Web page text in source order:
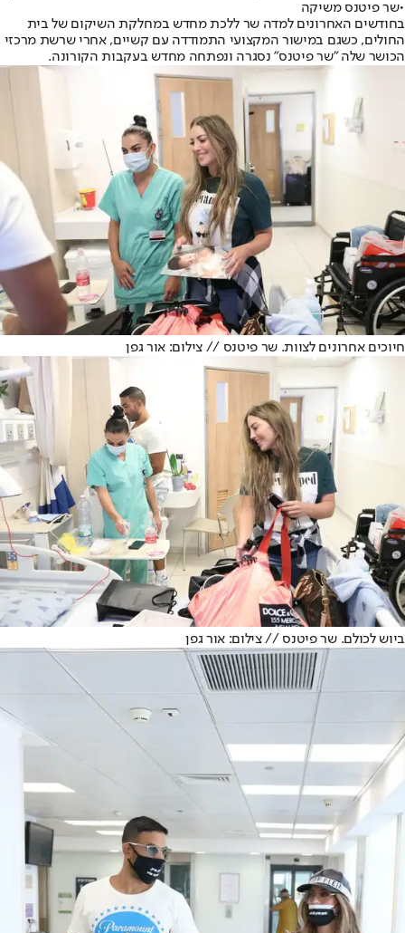
•שר פיטנס משיקה
בחודשים האחרונים למדה שר ללכת מחדש במחלקת השיקום של בית
החולים, כשגם במישור המקצועי התמודדה עם קשיים, אחרי שרשת מרכזי
הכושר שלה "שר פיטנס" נסגרה ונפתחה מחדש בעקבות הקורונה.
חיוכים אחרונים לצוות. שר פיטנס // צילום: אור גפן
ביוש לכולם. שר פיטנס // צילום: אור גפן